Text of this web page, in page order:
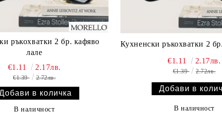
ръкохватки 2 бр. кафяво
лале
€1.11 2.17лв.
€1.39 2.72лв.
В наличност
Кухненски ръкохватки 2
€1.11 2.17лв.
€1.39 2.72лв.
В наличност